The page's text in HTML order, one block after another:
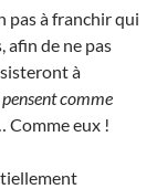
pas à franchir qui
afin de ne pas
à
comme
Comme eux !